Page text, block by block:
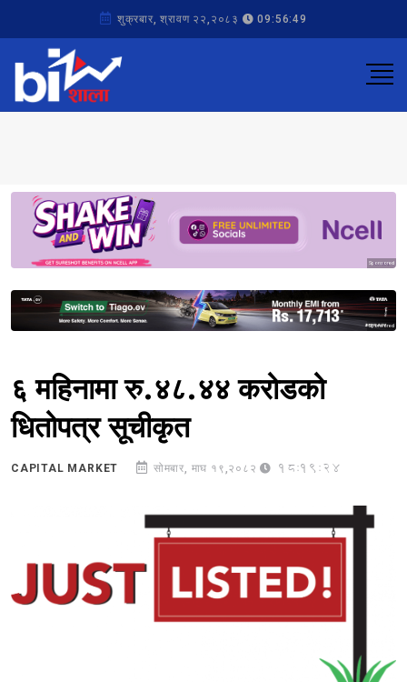
शुक्रबार, श्रावण २२,२०८३ 09:56:49
Sponsored
Sponsored
६ महिनामा रु.४८.४४ करोडको
धितोपत्र सूचीकृत
CAPITAL MARKET सोमबार, माघ १९,२०८२ 18:19:24